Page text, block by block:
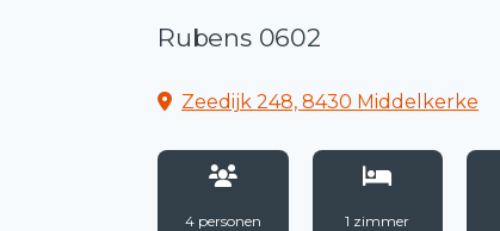
Rubens 0602
Zeedijk 248, 8430 Middelkerke
4 personen 1 zimmer